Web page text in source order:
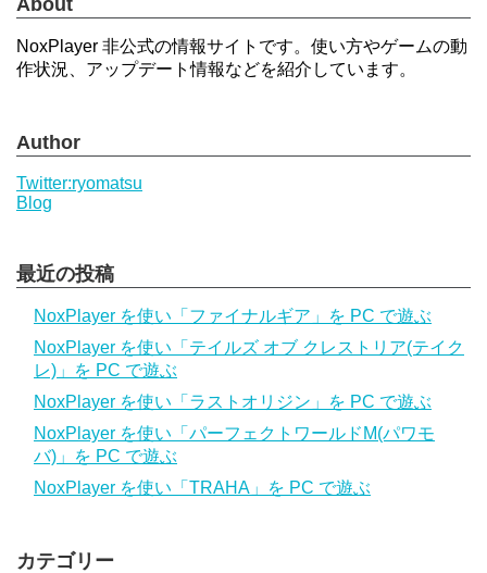
NoxPlayer 非公式の情報サイトです。使い方やゲームの動
作状況、アップデート情報などを紹介しています。
Author
Twitter:ryomatsu
Blog
最近の投稿
NoxPlayer を使い「ファイナルギア」を PC で遊ぶ
NoxPlayer を使い「テイルズ オブ クレストリア(テイク
レ)」を PC で遊ぶ
NoxPlayer を使い「ラストオリジン」を PC で遊ぶ
NoxPlayer を使い「パーフェクトワールドM(パワモ
バ)」を PC で遊ぶ
NoxPlayer を使い「TRAHA」を PC で遊ぶ
カテゴリー